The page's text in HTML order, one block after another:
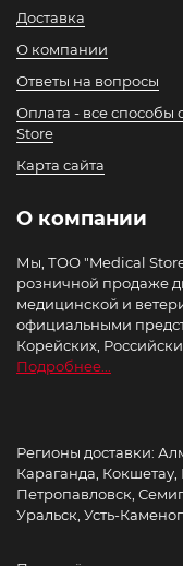
Доставка
О компании
Ответы на вопросы
Оплата - все способы
Store
Карта сайта
О компании
Мы, ТОО "Medical
розничной продаже
медицинской и
официальными
Корейских,
Подробнее...
Регионы доставки:
Караганда,
Петропавловск,
Уральск, Усть-